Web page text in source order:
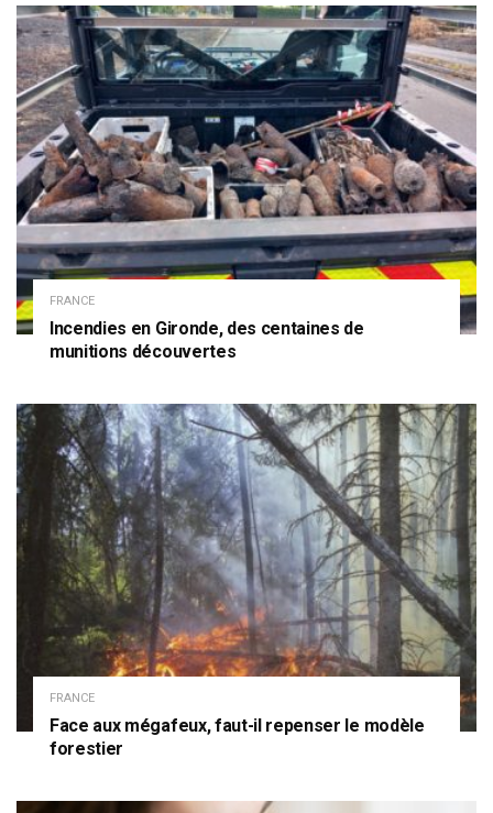
FRANCE
Incendies en Gironde, des centaines de
munitions découvertes
FRANCE
Face aux mégafeux, faut-il repenser le modèle
forestier